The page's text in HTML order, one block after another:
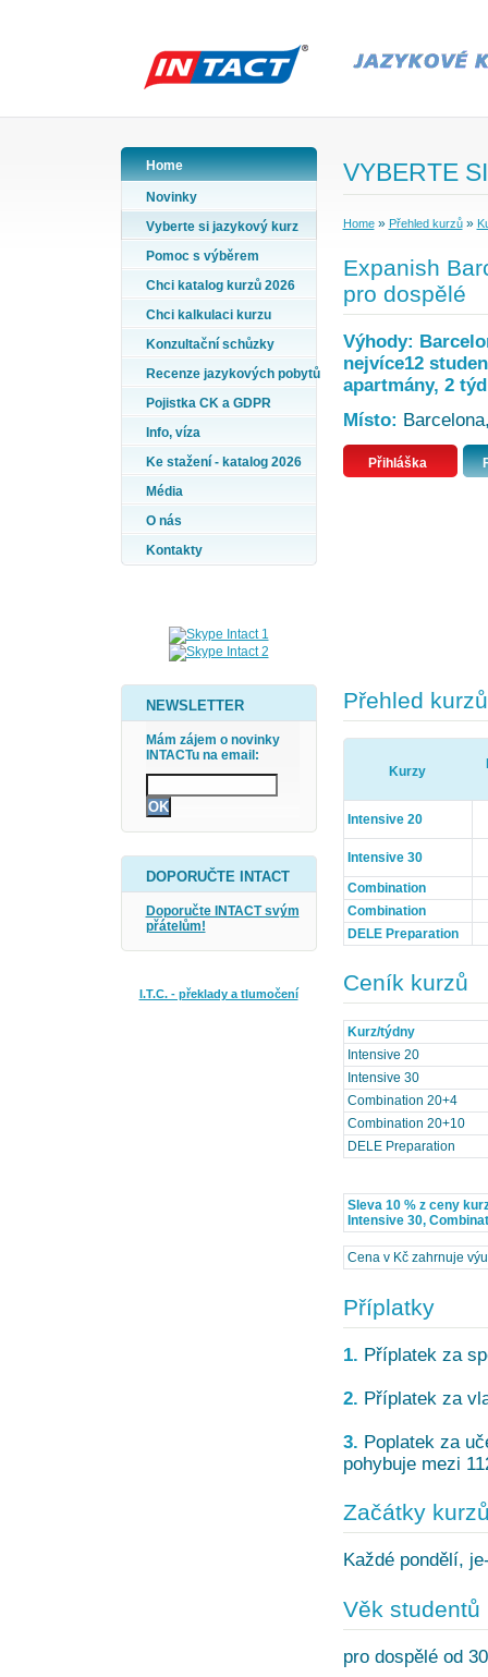
Home
Novinky
Vyberte si jazykový kurz
Pomoc s výběrem
Chci katalog kurzů 2026
Chci kalkulaci kurzu
Konzultační schůzky
Recenze jazykových pobytů
Pojistka CK a GDPR
Info, víza
Ke stažení - katalog 2026
Média
O nás
Kontakty
NEWSLETTER
Mám zájem o novinky
INTACTu na email:
DOPORUČTE INTACT
Doporučte INTACT svým
přátelům!
I.T.C. - překlady a tlumočení
VYBERTE
Home» Přehled kurzů»
Expanish
pro dospělé
Výhody:
nejvíce12
apartmány, 2
Místo:
Přihláška
Přehled kurzů
Kurzy
Intensive 20
Intensive 30
Combination
Combination
DELE Preparation
Ceník kurzů
Kurz/týdny
Intensive 20
Intensive 30
Combination 20+4
Combination 20+10
DELE Preparation
Sleva 10 % z ceny
Intensive 30,
Cena v Kč zahrnuje
Příplatky
1. Příplatek za
2. Příplatek za
3. Poplatek za
pohybuje mezi
Začátky
Každé pondělí,
Věk studentů
pro dospělé od